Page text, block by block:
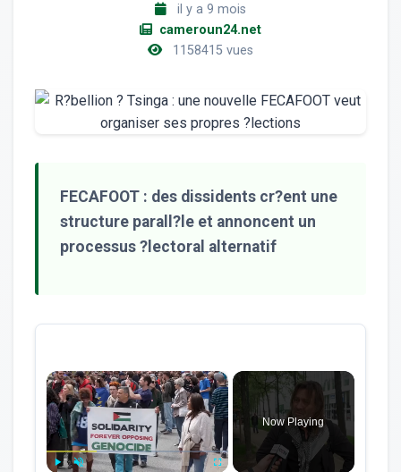
il y a 9 mois
cameroun24.net
1158415 vues
FECAFOOT : des dissidents cr?ent une
structure parall?le et annoncent un
processus ?lectoral alternatif
×
Now Playing